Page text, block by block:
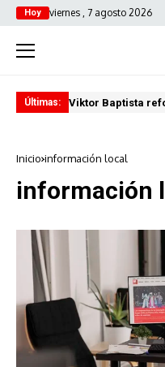
Hoy viernes , 7 agosto 2026
Últimas: Viktor Baptista
Inicio información local
información